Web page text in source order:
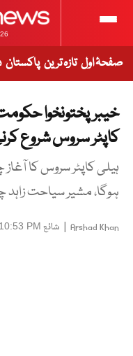
صفحۂ اول تازہ ترین پاکستان
خیبرپختونخوا
کاپٹر سروس شروع
ہیلی کاپٹر سروس کا
ہوگا، مشیر سیاحت
Arshad Khan
| شائع PM